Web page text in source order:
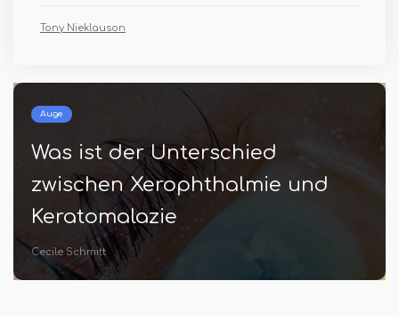
Tony Nieklauson
ist der Unterschied
Xerophthalmie und
Schmitt